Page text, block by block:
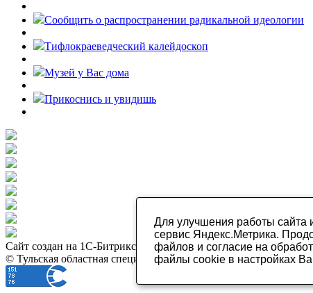
Cообщить о распространении радикальной идеологии
Тифлокраеведческий калейдоскоп
Музей у Вас дома
Прикоснись и увидишь
Сайт создан на 1С-Битрикс и адаптирован для людей с
© Тульская областная специальная библиотека для слепых.
Для улучшения работы сайта
сервис Яндекс.Метрика.
файлов и согласие на
файлы cookie в настройках